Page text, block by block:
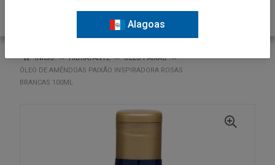
INÍCIO HIDRATANTE
ÓLEO PAIXÃO
ÓLEO DE AMÊNDOAS PAIXÃO INSPIRADORA ROSAS
BRANCAS 100ML
Alagoas